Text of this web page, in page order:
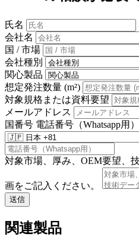
氏名
会社名
国 / 市場
会社種別
関心製品
想定発注数量 (m²)
対象規格または資料要望
メールアドレス
国番号 電話番号（Whatsapp用）
対象市場、厚み、OEM要望、
画をご記入ください。
送信
関連製品